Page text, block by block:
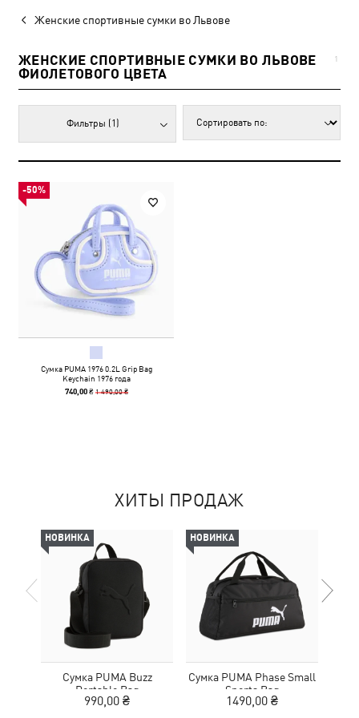
Женские спортивные сумки во Львове
ЖЕНСКИЕ СПОРТИВНЫЕ СУМКИ ВО ЛЬВОВЕ
ФИОЛЕТОВОГО ЦВЕТА
1
Фильтры (1)
-50%
Сумка PUMA 1976 0.2L Grip Bag
Keychain 1976 года
740,00 ₴ 1 490,00 ₴
ХИТЫ ПРОДАЖ
НОВИНКА
Сумка PUMA Buzz
Portable Bag
990,00 ₴
НОВИНКА
Сумка PUMA Phase Small
Sports Bag
1490,00 ₴